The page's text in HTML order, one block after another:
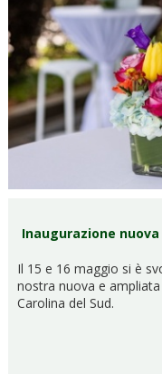
Inaugurazione nuova
Il 15 e 16 maggio si è
nostra nuova e
Carolina del Sud.